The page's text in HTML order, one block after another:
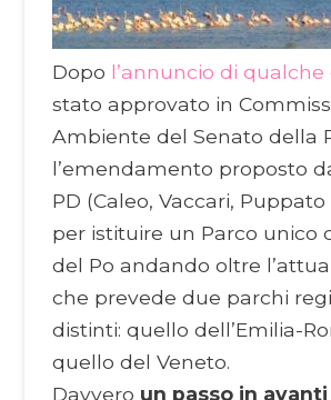
Dopo l’annuncio di qualche
stato approvato in
Ambiente del Senato della
l’emendamento proposto
PD (Caleo, Vaccari,
per istituire un Parco unico
del Po andando oltre
che prevede due parchi
distinti: quello dell’Emilia-
quello del Veneto.
Davvero un passo in